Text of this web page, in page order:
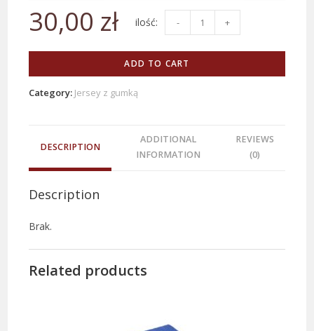
30,00 zł - +
ADD TO CART
Category: Jersey z gumką
DESCRIPTION
ADDITIONAL
INFORMATION
REVIEWS
(0)
Description
Brak.
Related products